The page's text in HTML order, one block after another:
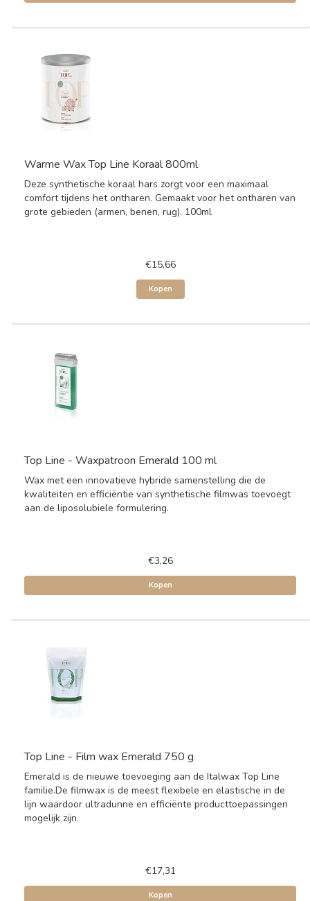
Warme Wax Top Line Koraal 800ml
Deze synthetische koraal hars zorgt voor een maximaal
comfort tijdens het ontharen. Gemaakt voor het ontharen van
grote gebieden (armen, benen, rug). 100ml
€15,66
Kopen
Top Line - Waxpatroon Emerald 100 ml
Wax met een innovatieve hybride samenstelling die de
kwaliteiten en efficiëntie van synthetische filmwas toevoegt
aan de liposolubiele formulering.
€3,26
Kopen
Top Line - Film wax Emerald 750 g
Emerald is de nieuwe toevoeging aan de Italwax Top Line
familie.De filmwax is de meest flexibele en elastische in de
lijn waardoor ultradunne en efficiënte producttoepassingen
mogelijk zijn.
€17,31
Kopen